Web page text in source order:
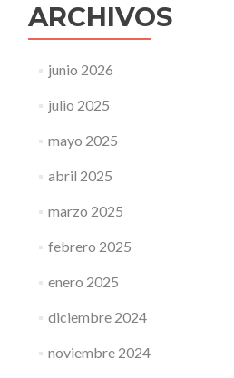
ARCHIVOS
junio 2026
julio 2025
mayo 2025
abril 2025
marzo 2025
febrero 2025
enero 2025
diciembre 2024
noviembre 2024